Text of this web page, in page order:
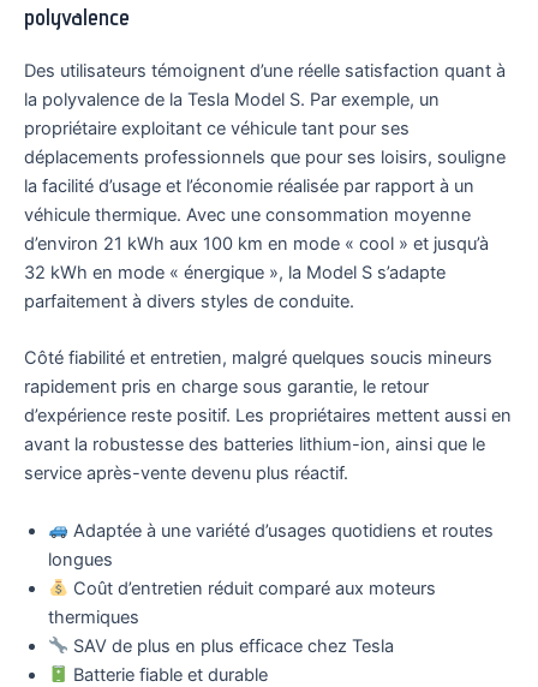
polyvalence
Des utilisateurs témoignent d’une réelle satisfaction quant à
la polyvalence de la Tesla Model S. Par exemple, un
propriétaire exploitant ce véhicule tant pour ses
déplacements professionnels que pour ses loisirs, souligne
la facilité d’usage et l’économie réalisée par rapport à un
véhicule thermique. Avec une consommation moyenne
d’environ 21 kWh aux 100 km en mode « cool » et jusqu’à
32 kWh en mode « énergique », la Model S s’adapte
parfaitement à divers styles de conduite.
Côté fiabilité et entretien, malgré quelques soucis mineurs
rapidement pris en charge sous garantie, le retour
d’expérience reste positif. Les propriétaires mettent aussi en
avant la robustesse des batteries lithium-ion, ainsi que le
service après-vente devenu plus réactif.
Adaptée à une variété d’usages quotidiens et routes
longues
Coût d’entretien réduit comparé aux moteurs
thermiques
SAV de plus en plus efficace chez Tesla
Batterie fiable et durable